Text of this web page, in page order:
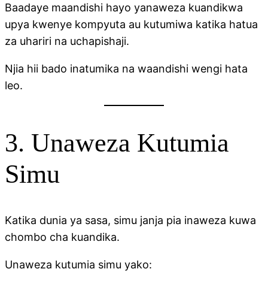
Baadaye maandishi hayo yanaweza kuandikwa
upya kwenye kompyuta au kutumiwa katika hatua
za uhariri na uchapishaji.
Njia hii bado inatumika na waandishi wengi hata
leo.
3. Unaweza Kutumia
Simu
Katika dunia ya sasa, simu janja pia inaweza kuwa
chombo cha kuandika.
Unaweza kutumia simu yako: